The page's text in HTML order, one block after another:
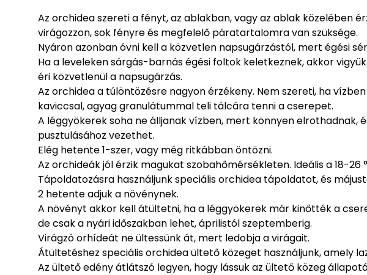
Az orchidea szereti a fényt, az ablakban, vagy az ablak közelében
virágozzon, sok fényre és megfelelő páratartalomra van szüksége.
Nyáron azonban óvni kell a közvetlen napsugárzástól, mert égési
Ha a leveleken sárgás-barnás égési foltok keletkeznek, akkor
éri közvetlenül a napsugárzás.
Az orchidea a túlöntözésre nagyon érzékeny. Nem szereti, ha
kaviccsal, agyag granulátummal teli tálcára tenni a cserepet.
A léggyökerek soha ne álljanak vízben, mert könnyen elrothadnak,
pusztulásához vezethet.
Elég hetente 1-szer, vagy még ritkábban öntözni.
Az orchideák jól érzik magukat szobahőmérsékleten. Ideális a 18-26
Tápoldatozásra használjunk speciális orchidea tápoldatot, és
2 hetente adjuk a növénynek.
A növényt akkor kell átültetni, ha a léggyökerek már kinőtték a
de csak a nyári időszakban lehet, áprilistól szeptemberig.
Virágzó orhídeát ne ültessünk át, mert ledobja a virágait.
Átültetéshez speciális orchidea ültető közeget használjunk, amely
Az ültető edény átlátszó legyen, hogy lássuk az ültető közeg